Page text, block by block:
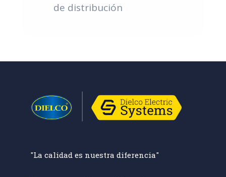
de distribución
"La calidad es nuestra diferencia"